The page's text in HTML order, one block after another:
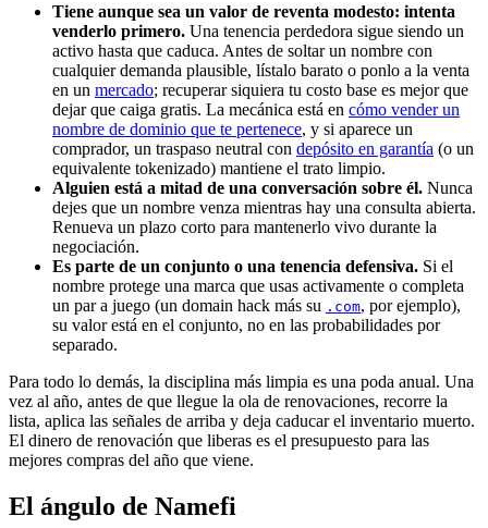
Tiene aunque sea un valor de reventa modesto: intenta
venderlo primero. Una tenencia perdedora sigue siendo un
activo hasta que caduca. Antes de soltar un nombre con
cualquier demanda plausible, lístalo barato o ponlo a la venta
en un mercado; recuperar siquiera tu costo base es mejor que
dejar que caiga gratis. La mecánica está en cómo vender un
nombre de dominio que te pertenece, y si aparece un
comprador, un traspaso neutral con depósito en garantía (o un
equivalente tokenizado) mantiene el trato limpio.
Alguien está a mitad de una conversación sobre él. Nunca
dejes que un nombre venza mientras hay una consulta abierta.
Renueva un plazo corto para mantenerlo vivo durante la
negociación.
Es parte de un conjunto o una tenencia defensiva. Si el
nombre protege una marca que usas activamente o completa
un par a juego (un domain hack más su .com, por ejemplo),
su valor está en el conjunto, no en las probabilidades por
separado.
Para todo lo demás, la disciplina más limpia es una poda anual. Una
vez al año, antes de que llegue la ola de renovaciones, recorre la
lista, aplica las señales de arriba y deja caducar el inventario muerto.
El dinero de renovación que liberas es el presupuesto para las
mejores compras del año que viene.
El ángulo de Namefi